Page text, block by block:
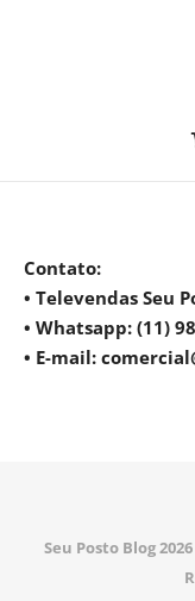
Contato:
• Televendas Seu
• Whatsapp: (11)
• E-mail:
Seu Posto Blog